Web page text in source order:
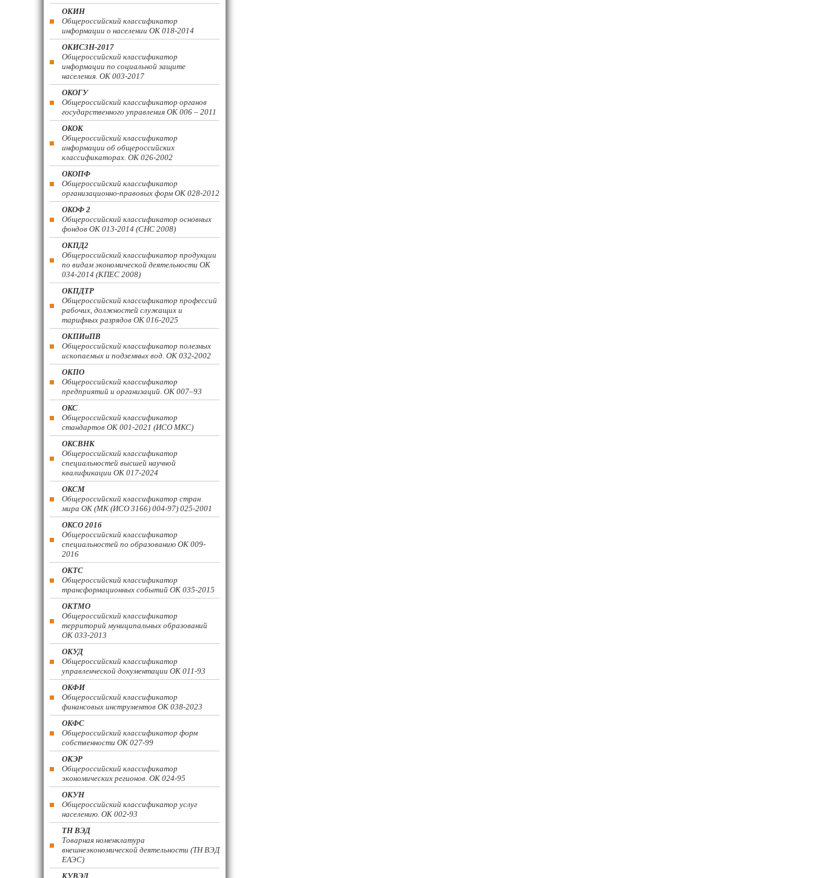
ОКИН
Общероссийский классификатор
информации о населении ОК 018-2014
ОКИСЗН-2017
Общероссийский классификатор
информации по социальной защите
населения. ОК 003-2017
ОКОГУ
Общероссийский классификатор органов
государственного управления ОК 006 – 2011
ОКОК
Общероссийский классификатор
информации об общероссийских
классификаторах. ОК 026-2002
ОКОПФ
Общероссийский классификатор
организационно-правовых форм ОК 028-2012
ОКОФ 2
Общероссийский классификатор основных
фондов ОК 013-2014 (СНС 2008)
ОКПД2
Общероссийский классификатор продукции
по видам экономической деятельности ОК
034-2014 (КПЕС 2008)
ОКПДТР
Общероссийский классификатор профессий
рабочих, должностей служащих и
тарифных разрядов ОК 016-2025
ОКПИиПВ
Общероссийский классификатор полезных
ископаемых и подземных вод. ОК 032-2002
ОКПО
Общероссийский классификатор
предприятий и организаций. ОК 007–93
ОКС
Общероссийский классификатор
стандартов ОК 001-2021 (ИСО МКС)
ОКСВНК
Общероссийский классификатор
специальностей высшей научной
квалификации ОК 017-2024
ОКСМ
Общероссийский классификатор стран
мира ОК (МК (ИСО 3166) 004-97) 025-2001
ОКСО 2016
Общероссийский классификатор
специальностей по образованию ОК 009-
2016
ОКТС
Общероссийский классификатор
трансформационных событий ОК 035-2015
ОКТМО
Общероссийский классификатор
территорий муниципальных образований
ОК 033-2013
ОКУД
Общероссийский классификатор
управленческой документации ОК 011-93
ОКФИ
Общероссийский классификатор
финансовых инструментов OK 038-2023
ОКФС
Общероссийский классификатор форм
собственности ОК 027-99
ОКЭР
Общероссийский классификатор
экономических регионов. ОК 024-95
ОКУН
Общероссийский классификатор услуг
населению. ОК 002-93
ТН ВЭД
Товарная номенклатура
внешнеэкономической деятельности (ТН ВЭД
ЕАЭС)
КУВЭД